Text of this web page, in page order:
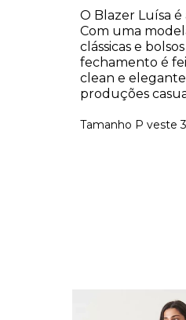
O Blazer Luísa
Com uma
clássicas e
fechamento é
clean e
produções
Tamanho P veste